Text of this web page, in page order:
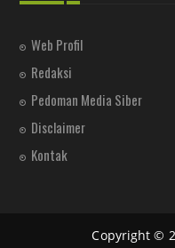
Web Profil
Redaksi
Pedoman Media Siber
Disclaimer
Kontak
Copyright ©